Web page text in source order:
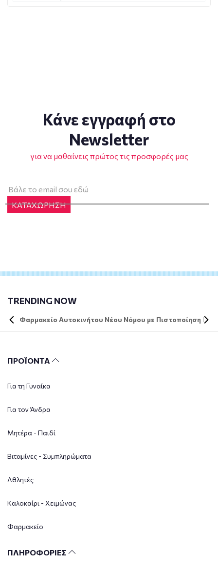
Κάνε εγγραφή στο
Newsletter
για να μαθαίνεις πρώτος τις προσφορές μας
ΚΑΤΑΧΩΡΗΣΗ
TRENDING NOW
Φαρμακείο Αυτοκινήτου Νέου Νόμου με Πιστοποίηση DIN
ΠΡΟΪΟΝΤΑ
Για τη Γυναίκα
Για τον Άνδρα
Μητέρα - Παιδί
Βιταμίνες - Συμπληρώματα
Αθλητές
Καλοκαίρι - Χειμώνας
Φαρμακείο
ΠΛΗΡΟΦΟΡΙΕΣ